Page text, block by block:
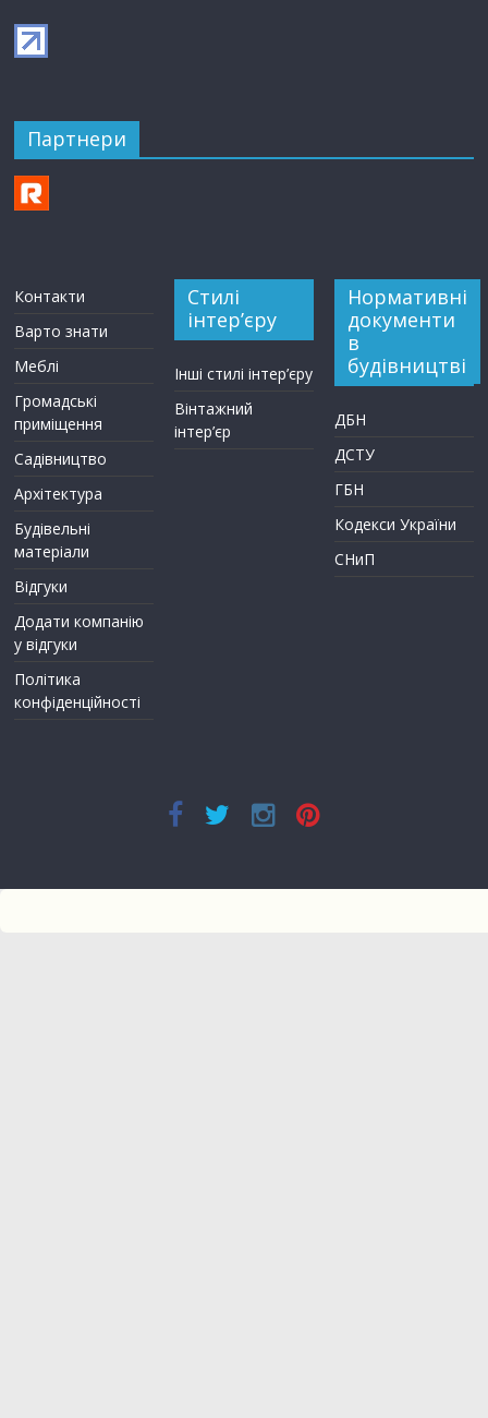
Партнери
Контакти
Варто знати
Меблі
Громадські
приміщення
Садівництво
Архітектура
Будівельні
матеріали
Відгуки
Додати компанію
у відгуки
Політика
конфіденційності
Стилі
інтер’єру
Інші стилі інтер’єру
Вінтажний
інтер’єр
Нормативні
документи
в
будівництві
ДБН
ДСТУ
ГБН
Кодекси України
СНиП